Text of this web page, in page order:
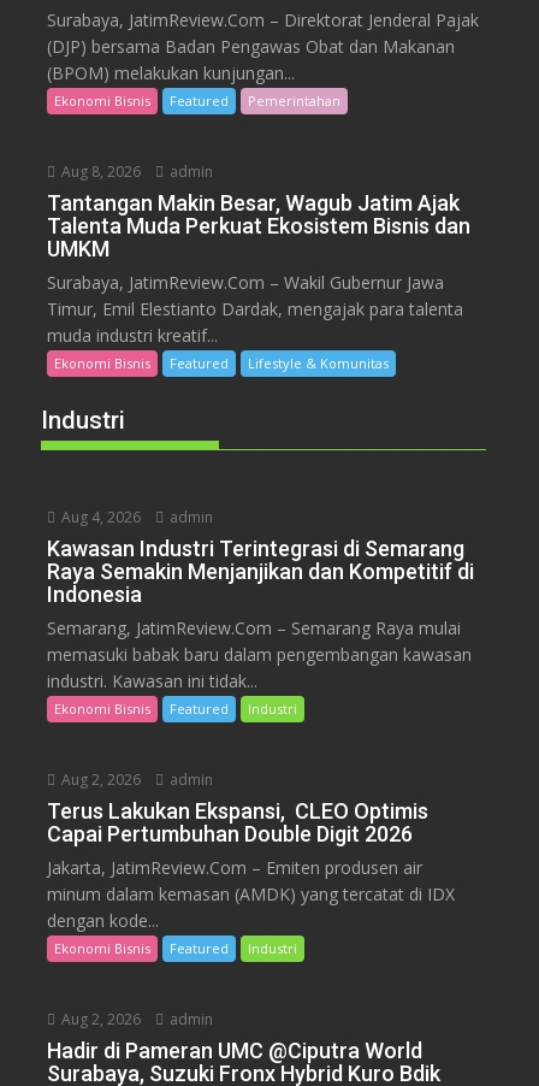
Surabaya, JatimReview.Com – Direktorat Jenderal Pajak
(DJP) bersama Badan Pengawas Obat dan Makanan
(BPOM) melakukan kunjungan...
Ekonomi Bisnis Featured Pemerintahan
Aug 8, 2026 admin
Tantangan Makin Besar, Wagub Jatim Ajak
Talenta Muda Perkuat Ekosistem Bisnis dan
UMKM
Surabaya, JatimReview.Com – Wakil Gubernur Jawa
Timur, Emil Elestianto Dardak, mengajak para talenta
muda industri kreatif...
Ekonomi Bisnis Featured Lifestyle & Komunitas
Industri
Aug 4, 2026 admin
Kawasan Industri Terintegrasi di Semarang
Raya Semakin Menjanjikan dan Kompetitif di
Indonesia
Semarang, JatimReview.Com – Semarang Raya mulai
memasuki babak baru dalam pengembangan kawasan
industri. Kawasan ini tidak...
Ekonomi Bisnis Featured Industri
Aug 2, 2026 admin
Terus Lakukan Ekspansi, CLEO Optimis
Capai Pertumbuhan Double Digit 2026
Jakarta, JatimReview.Com – Emiten produsen air
minum dalam kemasan (AMDK) yang tercatat di IDX
dengan kode...
Ekonomi Bisnis Featured Industri
Aug 2, 2026 admin
Hadir di Pameran UMC @Ciputra World
Surabaya, Suzuki Fronx Hybrid Kuro Bdik